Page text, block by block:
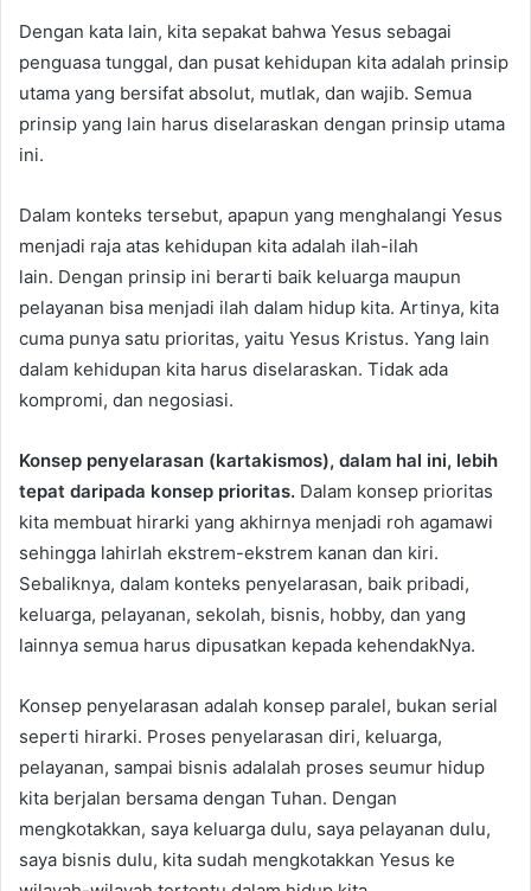
Dengan kata lain, kita sepakat bahwa Yesus sebagai
penguasa tunggal, dan pusat kehidupan kita adalah prinsip
utama yang bersifat absolut, mutlak, dan wajib. Semua
prinsip yang lain harus diselaraskan dengan prinsip utama
ini.
Dalam konteks tersebut, apapun yang menghalangi Yesus
menjadi raja atas kehidupan kita adalah ilah-ilah
lain. Dengan prinsip ini berarti baik keluarga maupun
pelayanan bisa menjadi ilah dalam hidup kita. Artinya, kita
cuma punya satu prioritas, yaitu Yesus Kristus. Yang lain
dalam kehidupan kita harus diselaraskan. Tidak ada
kompromi, dan negosiasi.
Konsep penyelarasan (kartakismos), dalam hal ini, lebih
tepat daripada konsep prioritas. Dalam konsep prioritas
kita membuat hirarki yang akhirnya menjadi roh agamawi
sehingga lahirlah ekstrem-ekstrem kanan dan kiri.
Sebaliknya, dalam konteks penyelarasan, baik pribadi,
keluarga, pelayanan, sekolah, bisnis, hobby, dan yang
lainnya semua harus dipusatkan kepada kehendakNya.
Konsep penyelarasan adalah konsep paralel, bukan serial
seperti hirarki. Proses penyelarasan diri, keluarga,
pelayanan, sampai bisnis adalalah proses seumur hidup
kita berjalan bersama dengan Tuhan. Dengan
mengkotakkan, saya keluarga dulu, saya pelayanan dulu,
saya bisnis dulu, kita sudah mengkotakkan Yesus ke